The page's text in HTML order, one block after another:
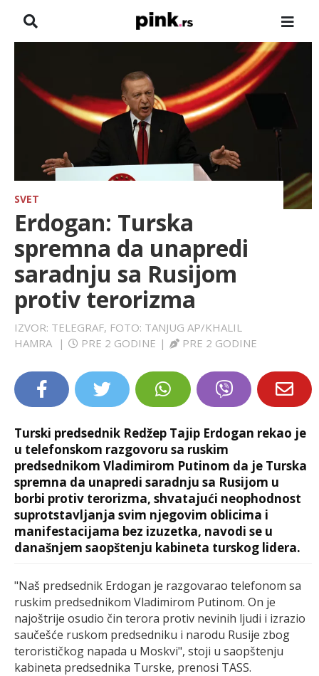
VESTI
ZADRUGA
SHOWBIZ
HRONIKA
FARMERI
TV
SPORT
LIFESTYLE
EXTRA
SVET
Erdogan: Turska
spremna da unapredi
saradnju sa Rusijom
protiv terorizma
IZVOR: TELEGRAF, FOTO: TANJUG AP/KHALIL
HAMRA
| PRE 2 GODINE | PRE 2 GODINE
Turski predsednik Redžep Tajip Erdogan rekao je
u telefonskom razgovoru sa ruskim
predsednikom Vladimirom Putinom da je Turska
spremna da unapredi saradnju sa Rusijom u
borbi protiv terorizma, shvatajući neophodnost
suprotstavljanja svim njegovim oblicima i
manifestacijama bez izuzetka, navodi se u
današnjem saopštenju kabineta turskog lidera.
"Naš predsednik Erdogan je razgovarao telefonom sa
ruskim predsednikom Vladimirom Putinom. On je
najoštrije osudio čin terora protiv nevinih ljudi i izrazio
saučešće ruskom predsedniku i narodu Rusije zbog
terorističkog napada u Moskvi", stoji u saopštenju
kabineta predsednika Turske, prenosi TASS.